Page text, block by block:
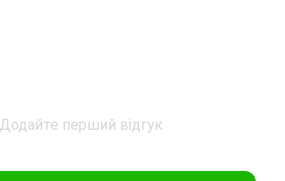
Додайте перший відгук